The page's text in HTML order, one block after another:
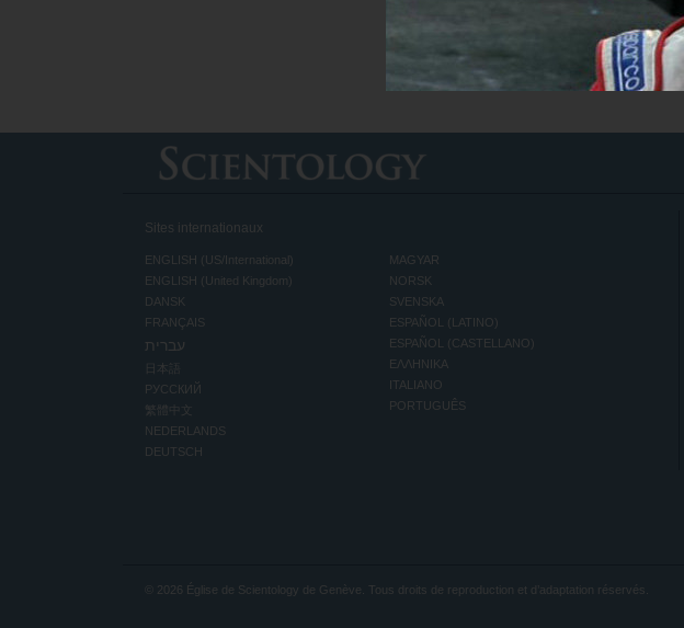
Sites internationaux
ENGLISH (US/International)
ENGLISH (United Kingdom)
DANSK
FRANÇAIS
עברית
日本語
РУССКИЙ
繁體中文
NEDERLANDS
DEUTSCH
MAGYAR
NORSK
SVENSKA
ESPAÑOL (LATINO)
ESPAÑOL (CASTELLANO)
ΕΛΛΗΝΙΚA
ITALIANO
PORTUGUÊS
© 2026 Église de Scientology de Genève. Tous droits de reproduction et d’adaptation réservés.